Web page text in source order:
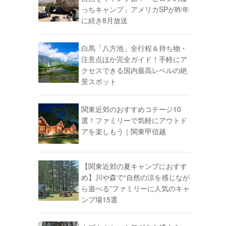
っちキャンプ」アメリカSPが昨年
に続き8月放送
白馬「八方池」全行程＆持ち物・
注意点ほか完全ガイド！手軽にア
クセスできる国内最高レベルの絶
景スポット
関東近郊のおすすめコテージ10
選！ファミリーで気軽にアウトド
アを楽しもう｜関東甲信越
【関東近郊の夏キャンプにおすす
め】川や森で“自然の涼を感じなが
ら遊べる”ファミリーに人気のキャ
ンプ場15選